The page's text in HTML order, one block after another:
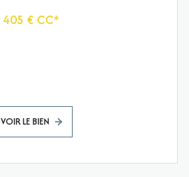
405 € CC*
VOIR LE BIEN